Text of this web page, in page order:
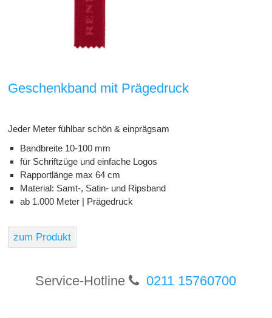
Geschenkband mit Prägedruck
Jeder Meter fühlbar schön & einprägsam
Bandbreite 10-100 mm
für Schriftzüge und einfache Logos
Rapportlänge max 64 cm
Material: Samt-, Satin- und Ripsband
ab 1.000 Meter | Prägedruck
zum Produkt
Service-Hotline 0211 15760700